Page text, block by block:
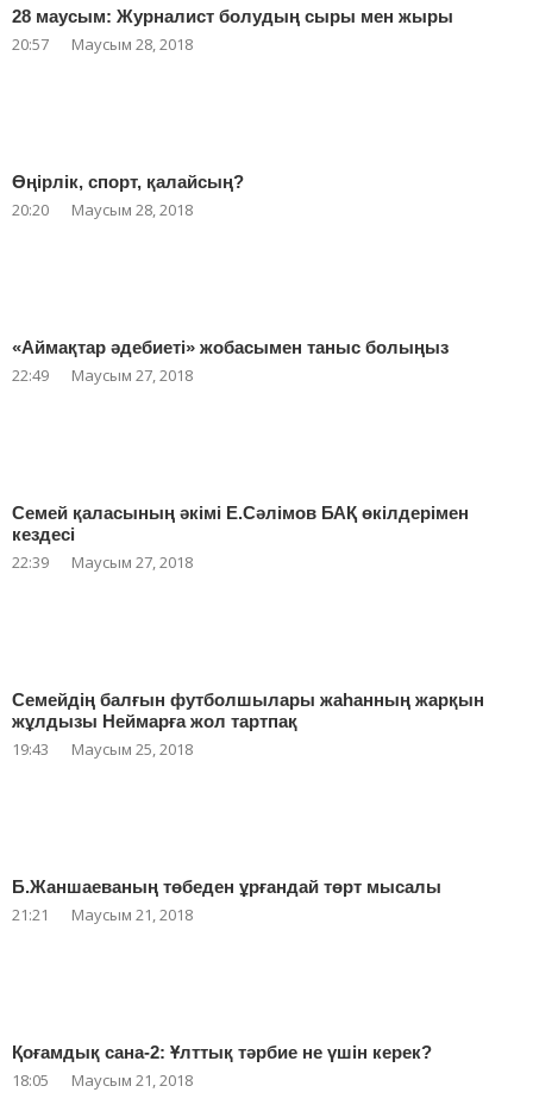
28 маусым: Журналист болудың сыры мен жыры
20:57 Маусым 28, 2018
Өңірлік, спорт, қалайсың?
20:20 Маусым 28, 2018
«Аймақтар әдебиеті» жобасымен таныс болыңыз
22:49 Маусым 27, 2018
Семей қаласының әкімі Е.Сәлімов БАҚ өкілдерімен
кездесі
22:39 Маусым 27, 2018
Семейдің балғын футболшылары жаһанның жарқын
жұлдызы Неймарға жол тартпақ
19:43 Маусым 25, 2018
Б.Жаншаеваның төбеден ұрғандай төрт мысалы
21:21 Маусым 21, 2018
Қоғамдық сана-2: Ұлттық тәрбие не үшін керек?
18:05 Маусым 21, 2018